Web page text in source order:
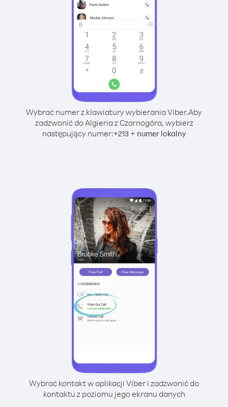
Wybrać numer z klawiatury wybierania Viber.Aby
zadzwonić do Algieria z Czarnogóra, wybierz
następujący numer:+213+ numer lokalny
Wybrać kontakt w aplikacji Viber i zadzwonić do
kontaktu z poziomu jego ekranu danych